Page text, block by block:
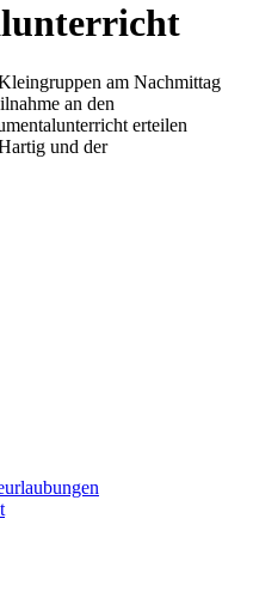
am Nachmittag
an den
erteilen
und der